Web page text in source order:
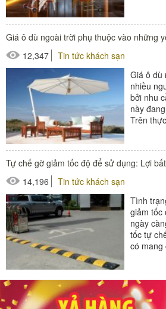
Giá ô dù ngoài trời phụ thuộc vào những
12,347
Tin tức khách sạn
Giá ô dù
nhiều
bởi nhu
này
Trên
#ô dù
Tự chế gờ giảm tốc độ để sử dụng: Lợi
14,196
Tin tức khách sạn
Tình
giảm tốc
ngày
tốc tự
có mang
#cục
#gờ